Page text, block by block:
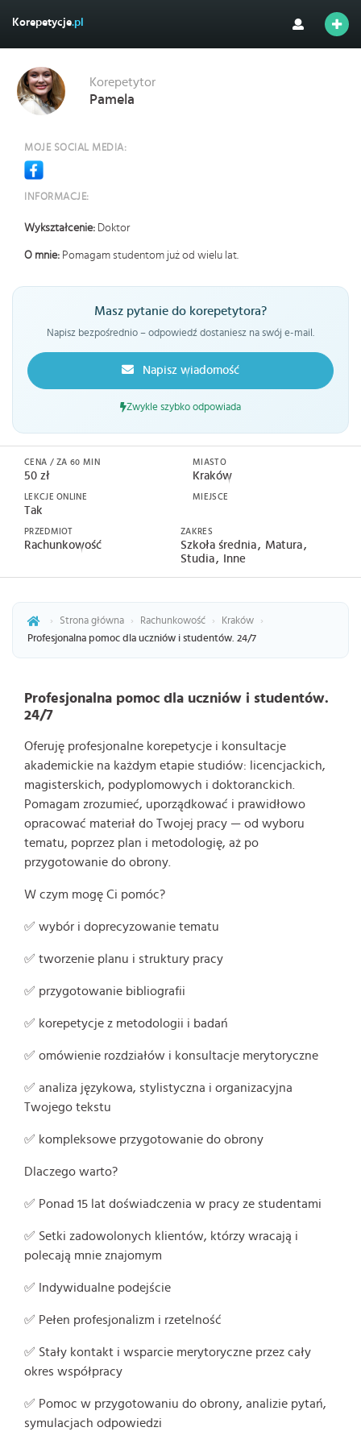
Korepetycje.pl
Korepetytor
Pamela
MOJE SOCIAL MEDIA:
INFORMACJE:
Wykształcenie: Doktor
O mnie: Pomagam studentom już od wielu lat.
Masz pytanie do korepetytora?
Napisz bezpośrednio – odpowiedź dostaniesz na swój e-mail.
Napisz wiadomość
Zwykle szybko odpowiada
CENA / ZA 60 MIN
50 zł
LEKCJE ONLINE
Tak
MIASTO
Kraków
MIEJSCE
PRZEDMIOT
Rachunkowość
ZAKRES
Szkoła średnia Matura
Studia
Inne
› Strona główna › Rachunkowość › Kraków
›
Profesjonalna pomoc dla uczniów i studentów. 24/7
Profesjonalna pomoc dla uczniów i studentów.
24/7
Oferuję profesjonalne korepetycje i konsultacje
akademickie na każdym etapie studiów: licencjackich,
magisterskich, podyplomowych i doktoranckich.
Pomagam zrozumieć, uporządkować i prawidłowo
opracować materiał do Twojej pracy — od wyboru
tematu, poprzez plan i metodologię, aż po
przygotowanie do obrony.
W czym mogę Ci pomóc?
✅ wybór i doprecyzowanie tematu
✅ tworzenie planu i struktury pracy
✅ przygotowanie bibliografii
✅ korepetycje z metodologii i badań
✅ omówienie rozdziałów i konsultacje merytoryczne
✅ analiza językowa, stylistyczna i organizacyjna
Twojego tekstu
✅ kompleksowe przygotowanie do obrony
Dlaczego warto?
✅ Ponad 15 lat doświadczenia w pracy ze studentami
✅ Setki zadowolonych klientów, którzy wracają i
polecają mnie znajomym
✅ Indywidualne podejście
✅ Pełen profesjonalizm i rzetelność
✅ Stały kontakt i wsparcie merytoryczne przez cały
okres współpracy
✅ Pomoc w przygotowaniu do obrony, analizie pytań,
symulacjach odpowiedzi